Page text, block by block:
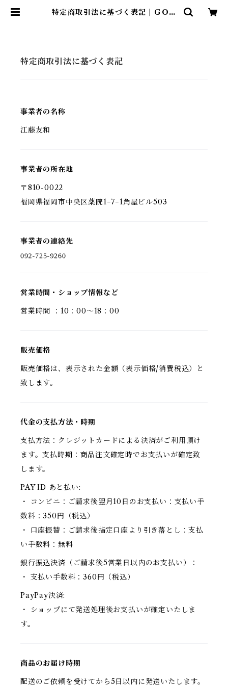
特定商取引法に基づく表記 | GOO
特定商取引法に基づく表記
事業者の名称
江藤友和
事業者の所在地
〒810-0022
福岡県福岡市中央区薬院1−7−1角屋ビル503
事業者の連絡先
営業時間・ショップ情報など
営業時間 ：10：00〜18：00
販売価格
販売価格は、表示された金額（表示価格/消費税込）と
致します。
代金の支払方法・時期
支払方法：クレジットカードによる決済がご利用頂け
ます。支払時期：商品注文確定時でお支払いが確定致
します。
PAY ID あと払い:
・ コンビニ：ご請求後翌月10日のお支払い：支払い手
数料：350円（税込）
・ 口座振替：ご請求後指定口座より引き落とし：支払
い手数料：無料
銀行振込決済（ご請求後5営業日以内のお支払い）：
・ 支払い手数料：360円（税込）
PayPay決済:
・ ショップにて発送処理後お支払いが確定いたしま
す。
商品のお届け時期
配送のご依頼を受けてから5日以内に発送いたします。